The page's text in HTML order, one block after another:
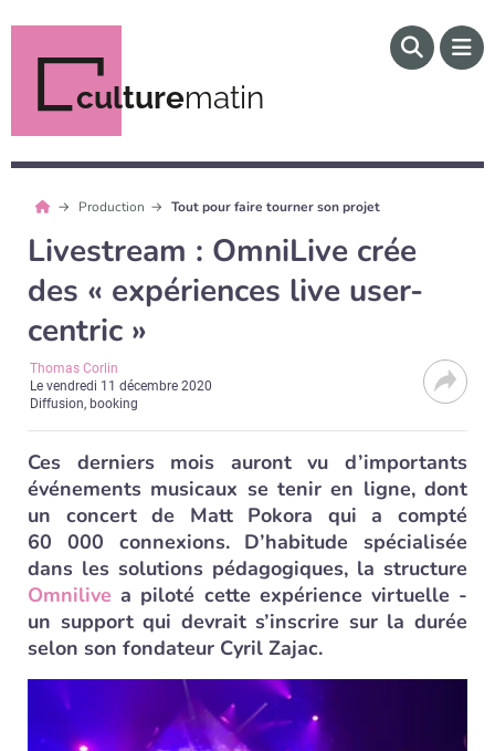
culturematin
Production Tout pour faire tourner son projet
Livestream : OmniLive crée
des « expériences live user-
centric »
Thomas Corlin
Levendredi 11 décembre 2020
Diffusion, booking
Ces derniers mois auront vu d’importants
événements musicaux se tenir en ligne, dont
un concert de Matt Pokora qui a compté
60 000 connexions. D’habitude spécialisée
dans les solutions pédagogiques, la structure
Omnilive a piloté cette expérience virtuelle -
un support qui devrait s’inscrire sur la durée
selon son fondateur Cyril Zajac.